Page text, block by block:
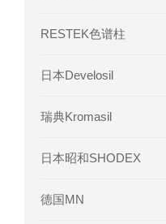
RESTEK色谱柱
日本Develosil
瑞典Kromasil
日本昭和SHODEX
德国MN